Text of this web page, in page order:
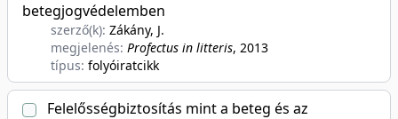
betegjogvédelemben
szerző(k): Zákány, J.
megjelenés: Profectus in litteris, 2013
típus: folyóiratcikk
Felelősségbiztosítás mint a beteg és az